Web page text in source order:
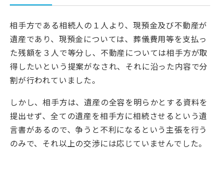
相手方である相続人の１人より、現預金及び不動産が
遺産であり、現預金については、葬儀費用等を支払っ
た残額を３人で等分し、不動産については相手方が取
得したいという提案がなされ、それに沿った内容で分
割が行われていました。
しかし、相手方は、遺産の全容を明らかとする資料を
提出せず、全ての遺産を相手方に相続させるという遺
言書があるので、争うと不利になるという主張を行う
のみで、それ以上の交渉には応じていませんでした。